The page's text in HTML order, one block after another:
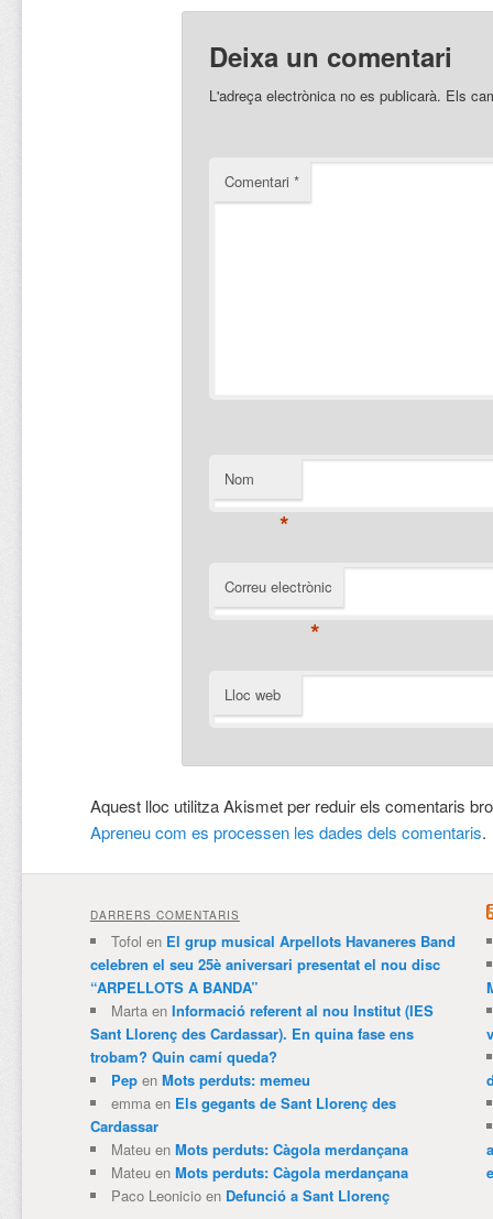
Deixa un comentari
L'adreça electrònica no es publicarà. Els
Comentari *
Nom
*
Correu electrònic
*
Lloc web
Aquest lloc utilitza Akismet per reduir els comentaris
Apreneu com es processen les dades dels comentaris.
DARRERS COMENTARIS
Tofol en El grup musical Arpellots Havaneres Band
celebren el seu 25è aniversari presentat el nou disc
“ARPELLOTS A BANDA”
Martaen Informació referent al nou Institut (IES
Sant Llorenç des Cardassar). En quina fase ens
trobam? Quin camí queda?
Pepen Mots perduts: memeu
emmaen Els gegants de Sant Llorenç des
Cardassar
Mateuen Mots perduts: Càgola merdançana
Mateuen Mots perduts: Càgola merdançana
Paco Leonicioen Defunció a Sant Llorenç